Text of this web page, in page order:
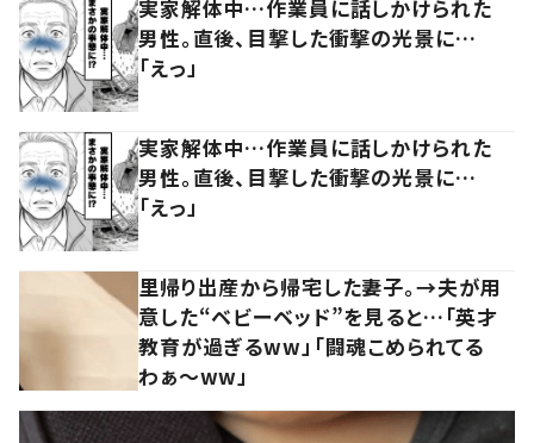
実家解体中…作業員に話しかけられた
男性。直後、目撃した衝撃の光景に…
「えっ」
実家解体中…作業員に話しかけられた
男性。直後、目撃した衝撃の光景に…
「えっ」
里帰り出産から帰宅した妻子。→夫が用
意した“ベビーベッド”を見ると…「英才
教育が過ぎるww」「闘魂こめられてる
わぁ～ww」